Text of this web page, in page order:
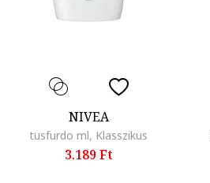
NIVEA
tusfurdo ml, Klasszikus
3.189 Ft